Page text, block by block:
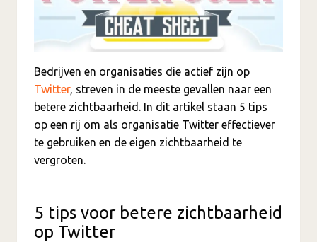
Bedrijven en organisaties die actief zijn op
Twitter, streven in de meeste gevallen naar een
betere zichtbaarheid. In dit artikel staan 5 tips
op een rij om als organisatie Twitter effectiever
te gebruiken en de eigen zichtbaarheid te
vergroten.
5 tips voor betere zichtbaarheid
op Twitter